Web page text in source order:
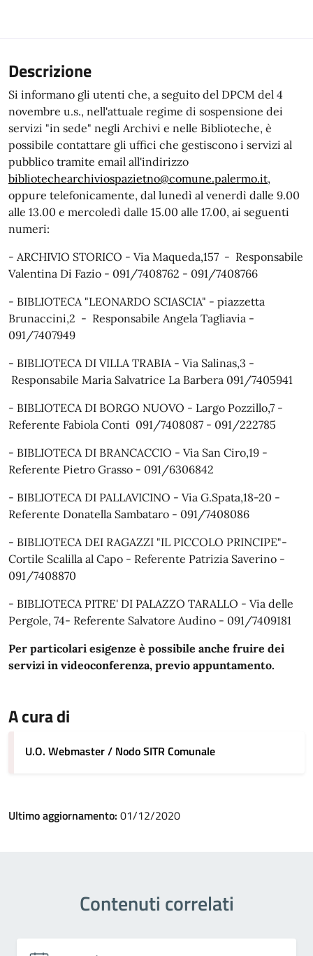
Descrizione
Si informano gli utenti che, a seguito del DPCM del 4
novembre u.s., nell'attuale regime di sospensione dei
servizi "in sede" negli Archivi e nelle Biblioteche, è
possibile contattare gli uffici che gestiscono i servizi al
pubblico tramite email all'indirizzo
bibliotechearchiviospazietno@comune.palermo.it,
oppure telefonicamente, dal lunedì al venerdì dalle 9.00
alle 13.00 e mercoledì dalle 15.00 alle 17.00, ai seguenti
numeri:
- ARCHIVIO STORICO - Via Maqueda,157 - Responsabile
Valentina Di Fazio - 091/7408762 - 091/7408766
- BIBLIOTECA "LEONARDO SCIASCIA" - piazzetta
Brunaccini,2 - Responsabile Angela Tagliavia -
091/7407949
- BIBLIOTECA DI VILLA TRABIA - Via Salinas,3 -
Responsabile Maria Salvatrice La Barbera 091/7405941
- BIBLIOTECA DI BORGO NUOVO - Largo Pozzillo,7 -
Referente Fabiola Conti 091/7408087 - 091/222785
- BIBLIOTECA DI BRANCACCIO - Via San Ciro,19 -
Referente Pietro Grasso - 091/6306842
- BIBLIOTECA DI PALLAVICINO - Via G.Spata,18-20 -
Referente Donatella Sambataro - 091/7408086
- BIBLIOTECA DEI RAGAZZI "IL PICCOLO PRINCIPE"-
Cortile Scalilla al Capo - Referente Patrizia Saverino -
091/7408870
- BIBLIOTECA PITRE' DI PALAZZO TARALLO - Via delle
Pergole, 74- Referente Salvatore Audino - 091/7409181
Per particolari esigenze è possibile anche fruire dei
servizi in videoconferenza, previo appuntamento.
A cura di
U.O. Webmaster / Nodo SITR Comunale
Ultimo aggiornamento: 01/12/2020
Contenuti correlati